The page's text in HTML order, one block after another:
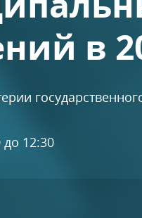
в
12:30